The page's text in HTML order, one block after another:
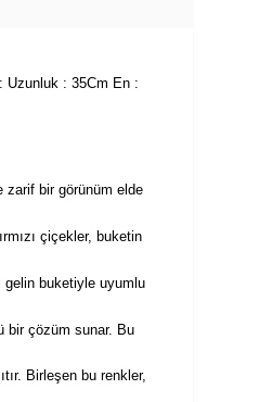
Uzunluk : 35Cm En :
zarif bir görünüm elde
çiçekler, buketin
gelin buketiyle uyumlu
bir çözüm sunar. Bu
Birleşen bu renkler,